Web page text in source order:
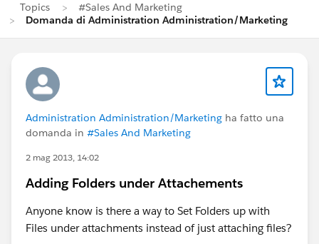
Topics
#Sales And Marketing
Domanda di Administration Administration/Marketing
Administration Administration/Marketing ha fatto una
domanda in #Sales And Marketing
2 mag 2013, 14:02
Adding Folders under Attachements
Anyone know is there a way to Set Folders up with
Files under attachments instead of just attaching files?